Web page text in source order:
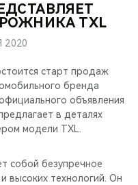
TXL
2020
старт продаж
бренда
объявления
в деталях
модели TXL.
собой безупречное
высоких технологий. Он